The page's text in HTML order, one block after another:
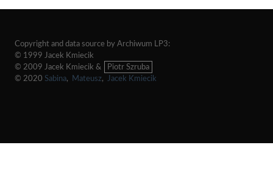
Copyright and data source by Archiwum LP3:
© 1999 Jacek Kmiecik
© 2009 Jacek Kmiecik &
Piotr Szruba
© 2020 Sabina, Mateusz, Jacek Kmiecik